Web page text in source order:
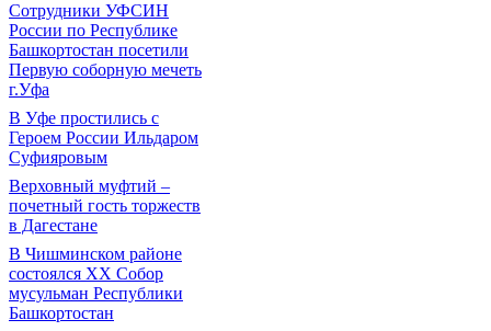
Сотрудники УФСИН
России по Республике
Башкортостан посетили
Первую соборную мечеть
г.Уфа
В Уфе простились с
Героем России Ильдаром
Суфияровым
Верховный муфтий –
почетный гость торжеств
в Дагестане
В Чишминском районе
состоялся XX Собор
мусульман Республики
Башкортостан